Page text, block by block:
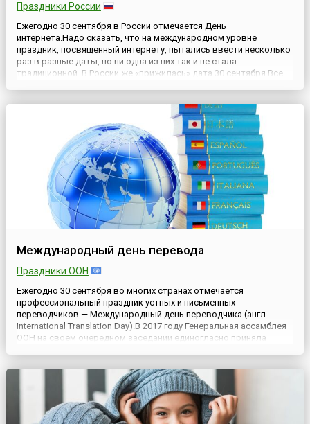
Праздники России
Ежегодно 30 сентября в России отмечается День
интернета.Надо сказать, что на международном уровне
праздник, посвященный интернету, пытались ввести несколько
раз в разные даты, но ни одна из них так и не стала
традиционной. В России же «прижилась» дата 30 сентября.Все
Международный день перевода
Праздники ООН
Ежегодно 30 сентября во многих странах отмечается
профессиональный праздник устных и письменных
переводчиков — Международный день переводчика (англ.
International Translation Day).В 2017 году Генеральная ассамблея
ООН на своем очередном заседании единогласно приняла
содействии миру, понимани...